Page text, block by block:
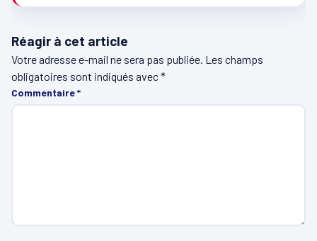
Réagir à cet article
Votre adresse e-mail ne sera pas publiée. Les champs
obligatoires sont indiqués avec*
Commentaire*